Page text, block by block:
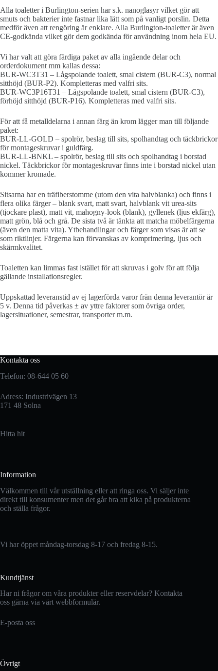
Alla toaletter i Burlington-serien har s.k. nanoglasyr vilket gör att
smuts och bakterier inte fastnar lika lätt som på vanligt porslin. Detta
medför även att rengöring är enklare. Alla Burlington-toaletter är även
CE-godkända vilket gör dem godkända för användning inom hela EU.
Vi har valt att göra färdiga paket av alla ingående delar och
orderdokument mm kallas dessa:
BUR-WC3T31 – Lågspolande toalett, smal cistern (BUR-C3), normal
sitthöjd (BUR-P2). Kompletteras med valfri sits.
BUR-WC3P16T31 – Lågspolande toalett, smal cistern (BUR-C3),
förhöjd sitthöjd (BUR-P16). Kompletteras med valfri sits.
För att få metalldelarna i annan färg än krom lägger man till följande
paket:
BUR-LL-GOLD – spolrör, beslag till sits, spolhandtag och täckbrickor
för montageskruvar i guldfärg.
BUR-LL-BNKL – spolrör, beslag till sits och spolhandtag i borstad
nickel. Täckbrickor för montageskruvar finns inte i borstad nickel utan
kommer kromade.
Sitsarna har en träfiberstomme (utom den vita halvblanka) och finns i
flera olika färger – blank svart, matt svart, halvblank vit urea-sits
(tjockare plast), matt vit, mahogny-look (blank), gyllenek (ljus ekfärg),
matt grön, blå och grå. De sista två är tänkta att matcha möbelfärgerna
(även den matta vita). Ytbehandlingar och färger som visas är att se
som riktlinjer. Färgerna kan förvanskas av komprimering, ljus och
skärmkvalitet.
Toaletten kan limmas fast istället för att skruvas i golv för att följa
gällande installationsregler.
Uppskattad leveranstid av ej lagerförda varor från denna leverantör är
5 v. Denna tid påverkas ± av yttre faktorer som övriga order,
lagersituationer, semestrar, transporter m.m.
Kontakta oss
Telefon: 08-644 05 60
Adress: Industrivägen 13
171 48 Solna
Hitta hit
Information
Välkommen till vår utställning eller att ringa oss. Vi säljer inte
direkt till konsumenter men det går bra att kika på produkterna
och ställa frågor.
Vi har öppet måndag-torsdag 8-17 och fredag 8-15.
Kundtjänst
Har ni frågor om våra produkter eller reservdelar? Kontakta
oss gärna via vårt webbformulär.
E-posta oss
Övrigt